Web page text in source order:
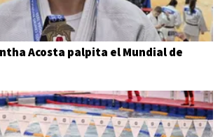
Acosta palpita el Mundial de